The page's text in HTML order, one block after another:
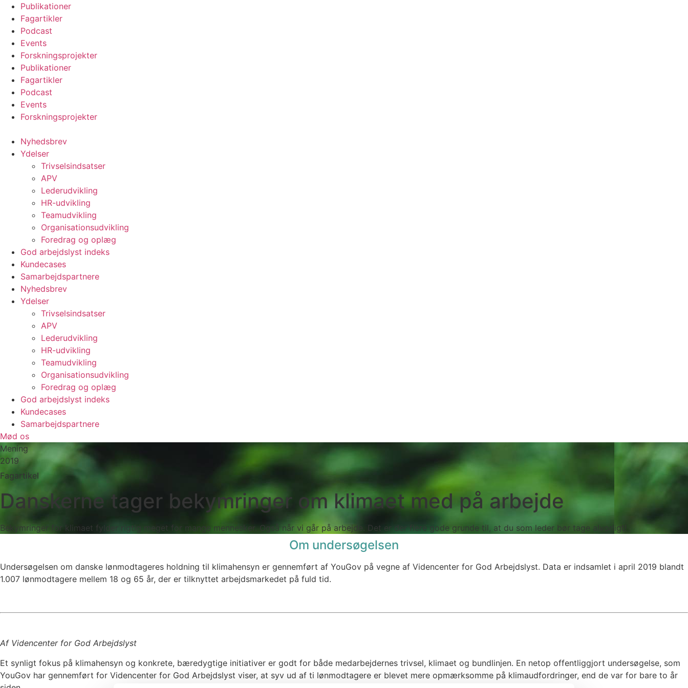
Videre
indhold
Publikationer
Fagartikler
Podcast
Events
Forskningsprojekter
Publikationer
Fagartikler
Podcast
Events
Forskningsprojekter
Nyhedsbrev
Ydelser
Trivselsindsatser
APV
Lederudvikling
HR-udvikling
Teamudvikling
Organisationsudvikling
Foredrag og oplæg
God arbejdslyst indeks
Kundecases
Samarbejdspartnere
Nyhedsbrev
Ydelser
Trivselsindsatser
APV
Lederudvikling
HR-udvikling
Teamudvikling
Organisationsudvikling
Foredrag og oplæg
God arbejdslyst indeks
Kundecases
Samarbejdspartnere
Mød os
Mening
2019
Fagartikel
Danskerne tager bekymringer om klimaet med på arbejde
Bekymringer for klimaet fylder rigtig meget for mange mennesker. Også når vi går på arbejde. Det er der flere gode grunde til, at du som leder bør tage alvorligt!
Om undersøgelsen
Undersøgelsen om danske lønmodtageres holdning til klimahensyn er gennemført af YouGov på vegne af Videncenter for God Arbejdslyst. Data er indsamlet i april 2019 blandt
1.007 lønmodtagere mellem 18 og 65 år, der er tilknyttet arbejdsmarkedet på fuld tid.
Af Videncenter for God Arbejdslyst
Et synligt fokus på klimahensyn og konkrete, bæredygtige initiativer er godt for både medarbejdernes trivsel, klimaet og bundlinjen. En netop offentliggjort undersøgelse, som
YouGov har gennemført for Videncenter for God Arbejdslyst viser, at syv ud af ti lønmodtagere er blevet mere opmærksomme på klimaudfordringer, end de var for bare to år